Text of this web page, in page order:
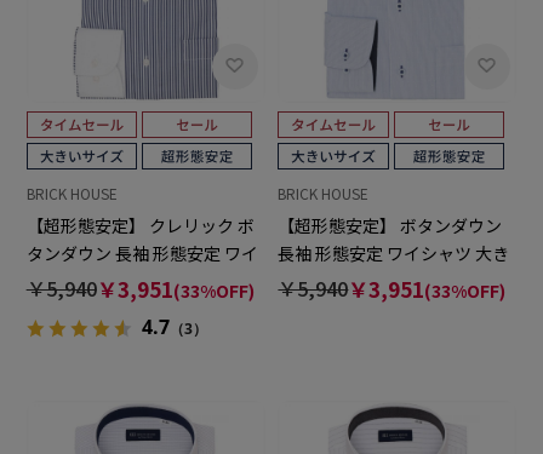
BRICK HOUSE
【超形態安定】 クレリック ボ
タンダウン 長袖 形態安定 ワイ
シャツ 大きいサイズ
￥5,940￥3,951(33%OFF)
4.7（3）
BRICK HOUSE
【超形態安定】 ボタンダウン
長袖 形態安定 ワイシャツ 大き
いサイズ
￥5,940￥3,951(33%OFF)